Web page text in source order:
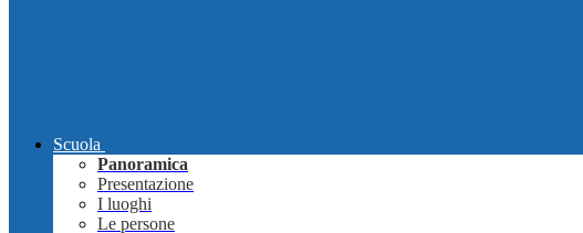
Scuola
Panoramica
Presentazione
I luoghi
Le persone